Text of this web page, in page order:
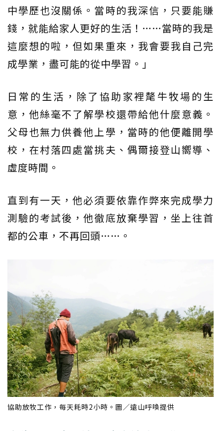
中學歷也沒關係。當時的我深信，只要能賺
錢，就能給家人更好的生活！……當時的我是
這麼想的啦，但如果重來，我會要我自己完
成學業，盡可能的從中學習。」
日常的生活，除了協助家裡氂牛牧場的生
意，他絲毫不了解學校還帶給他什麼意義。
父母也無力供養他上學，當時的他便離開學
校，在村落四處當挑夫、偶爾接登山嚮導、
虛度時間。
直到有一天，他必須要依靠作弊來完成學力
測驗的考試後，他徹底放棄學習，坐上往首
都的公車，不再回頭……。
協助放牧工作，每天耗時2小時。圖／遠山呼喚提供